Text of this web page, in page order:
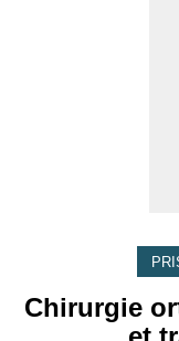
Chirurgie